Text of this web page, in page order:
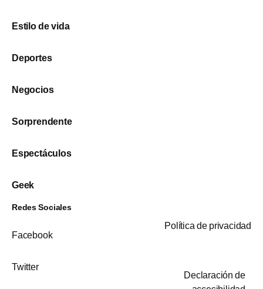
Estilo de vida
Deportes
Negocios
Sorprendente
Espectáculos
Geek
Redes Sociales
Facebook
Twitter
Política de privacidad
Declaración de